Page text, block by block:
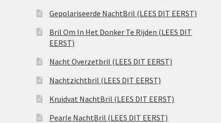
Gepolariseerde NachtBril (LEES DIT EERST)
Bril Om In Het Donker Te Rijden (LEES DIT
EERST)
Nacht Overzetbril (LEES DIT EERST)
Nachtzichtbril (LEES DIT EERST)
Kruidvat NachtBril (LEES DIT EERST)
Pearle NachtBril (LEES DIT EERST)